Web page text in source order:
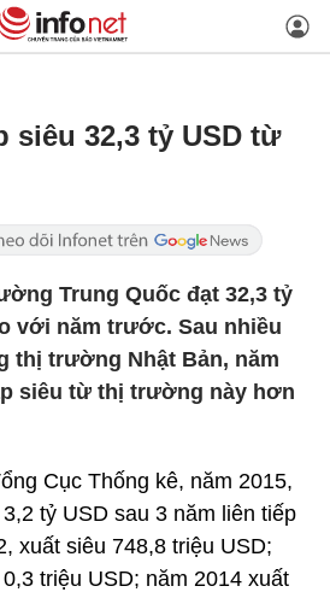
siêu 32,3 tỷ USD từ
Trung Quốc đạt 32,3 tỷ
với năm trước. Sau nhiều
thị trường Nhật Bản, năm
siêu từ thị trường này hơn
Cục Thống kê, năm 2015,
tỷ USD sau 3 năm liên tiếp
xuất siêu 748,8 triệu USD;
triệu USD; năm 2014 xuất